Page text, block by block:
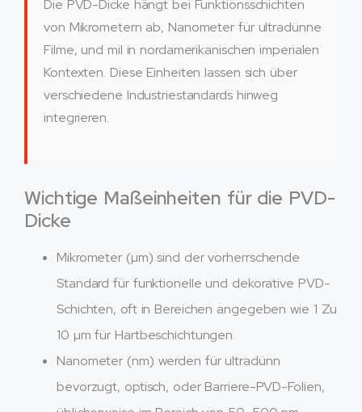
Die PVD-Dicke hängt bei Funktionsschichten
von Mikrometern ab, Nanometer für ultradünne
Filme, und mil in nordamerikanischen imperialen
Kontexten. Diese Einheiten lassen sich über
verschiedene Industriestandards hinweg
integrieren.
Wichtige Maßeinheiten für die PVD-
Dicke
Mikrometer (µm) sind der vorherrschende
Standard für funktionelle und dekorative PVD-
Schichten, oft in Bereichen angegeben wie 1 Zu
10 µm für Hartbeschichtungen.
Nanometer (nm) werden für ultradünn
bevorzugt, optisch, oder Barriere-PVD-Folien,